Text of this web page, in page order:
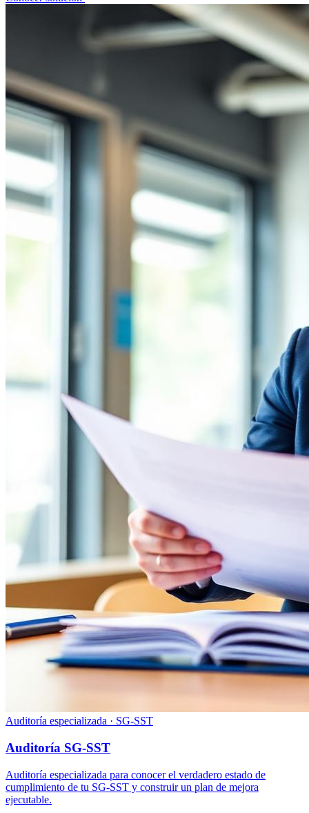
Auditoría especializada · SG-SST
Auditoría SG-SST
Auditoría especializada para conocer el verdadero estado de
cumplimiento de tu SG-SST y construir un plan de mejora
ejecutable.